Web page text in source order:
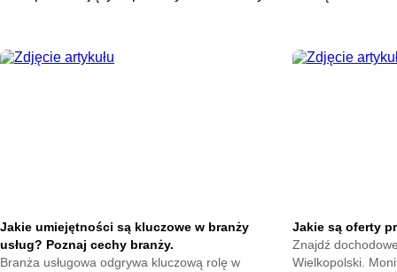
Jakie umiejętności są kluczowe w branży
usług? Poznaj cechy branży.
Branża usługowa odgrywa kluczową rolę w
Jakie są oferty
Znajdź
Wielkopolski.